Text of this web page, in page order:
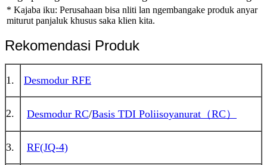
* Kajaba iku: Perusahaan bisa nliti lan ngembangake produk anyar
miturut panjaluk khusus saka klien kita.
Rekomendasi Produk
1. Desmodur RFE
2. Desmodur RC/Basis TDI Poliisoyanurat（RC）
3. RF(JQ-4)